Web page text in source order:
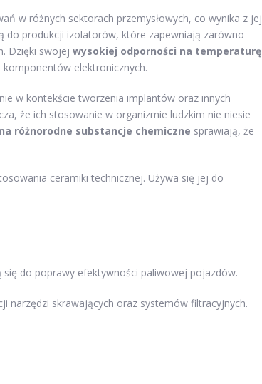
w różnych sektorach przemysłowych, co wynika z jej
do produkcji izolatorów, które zapewniają zarówno
Dzięki swojej wysokiej odporności na temperaturę
elektronicznych.
w kontekście tworzenia implantów oraz innych
że ich stosowanie w organizmie ludzkim nie niesie
różnorodne substancje chemiczne sprawiają, że
ceramiki technicznej. Używa się jej do
się do poprawy efektywności paliwowej pojazdów.
narzędzi skrawających oraz systemów filtracyjnych.